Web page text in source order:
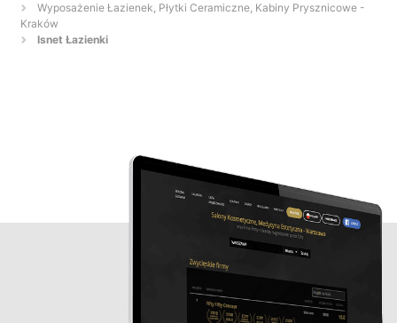
Wyposażenie Łazienek, Płytki Ceramiczne, Kabiny Prysznicowe -
Kraków
Isnet Łazienki